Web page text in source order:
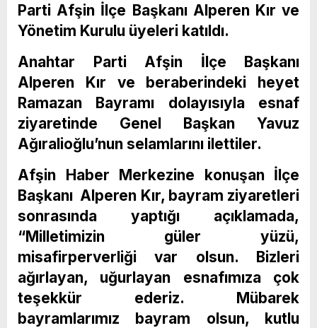
Parti Afşin İlçe Başkanı Alperen Kır ve
Yönetim Kurulu üyeleri katıldı.
Anahtar Parti Afşin İlçe Başkanı
Alperen Kır ve beraberindeki heyet
Ramazan Bayramı dolayısıyla esnaf
ziyaretinde Genel Başkan Yavuz
Ağıralioğlu’nun selamlarını ilettiler.
Afşin Haber Merkezine konuşan İlçe
Başkanı Alperen Kır, bayram ziyaretleri
sonrasında yaptığı açıklamada,
“Milletimizin güler yüzü,
misafirperverliği var olsun. Bizleri
ağırlayan, uğurlayan esnafımıza çok
teşekkür ederiz. Mübarek
bayramlarımız bayram olsun, kutlu